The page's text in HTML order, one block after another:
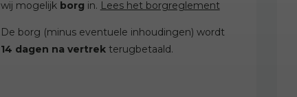
wij mogelijk borg in. Lees het borgreglement
De borg (minus eventuele inhoudingen) wordt
14 dagen na vertrekterugbetaald.